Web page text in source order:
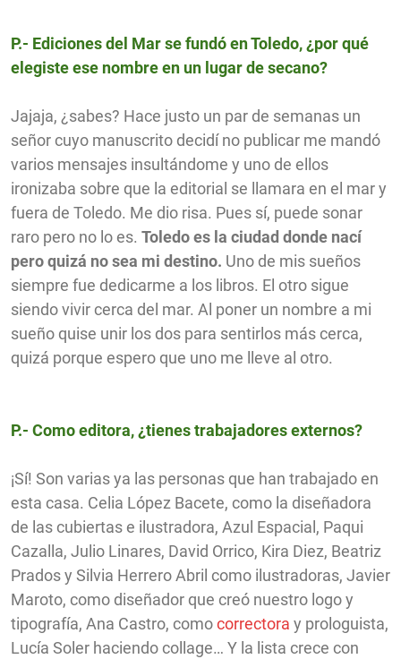
P.- Ediciones del Mar se fundó en Toledo, ¿por qué
elegiste ese nombre en un lugar de secano?
Jajaja, ¿sabes? Hace justo un par de semanas un
señor cuyo manuscrito decidí no publicar me mandó
varios mensajes insultándome y uno de ellos
ironizaba sobre que la editorial se llamara en el mar y
fuera de Toledo. Me dio risa. Pues sí, puede sonar
raro pero no lo es. Toledo es la ciudad donde nací
pero quizá no sea mi destino. Uno de mis sueños
siempre fue dedicarme a los libros. El otro sigue
siendo vivir cerca del mar. Al poner un nombre a mi
sueño quise unir los dos para sentirlos más cerca,
quizá porque espero que uno me lleve al otro.
P.- Como editora, ¿tienes trabajadores externos?
¡Sí! Son varias ya las personas que han trabajado en
esta casa. Celia López Bacete, como la diseñadora
de las cubiertas e ilustradora, Azul Espacial, Paqui
Cazalla, Julio Linares, David Orrico, Kira Diez, Beatriz
Prados y Silvia Herrero Abril como ilustradoras, Javier
Maroto, como diseñador que creó nuestro logo y
tipografía, Ana Castro, comocorrectora y prologuista,
Lucía Soler haciendo collage… Y la lista crece con